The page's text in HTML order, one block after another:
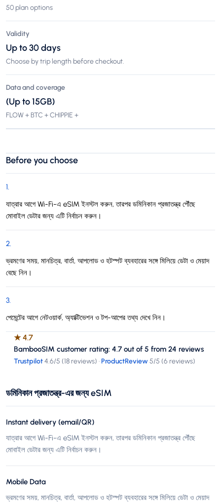
50 plan options
Validity
Up to 30 days
Choose by trip length before checkout.
Data and coverage
(Up to 15GB)
FLOW + BTC + CHIPPIE +
Before you choose
1.
যাত্রার আগে Wi-Fi-এ eSIM ইনস্টল করুন, তারপর ডমিনিকান প্রজাতন্ত্র পৌঁছে
মোবাইল ডেটার জন্য এটি নির্বাচন করুন।
2.
ভ্রমণের সময়, মানচিত্র, বার্তা, আপলোড ও হটস্পট ব্যবহারের সঙ্গে মিলিয়ে ডেটা ও মেয়াদ
বেছে নিন।
3.
পেমেন্টের আগে নেটওয়ার্ক, অ্যাক্টিভেশন ও টপ-আপের তথ্য দেখে নিন।
★4.7
BambooSIM customer rating: 4.7 out of 5 from 24 reviews
Trustpilot4.6/5 (18 reviews) ·ProductReview5/5 (6 reviews)
ডমিনিকান প্রজাতন্ত্র-এর জন্য eSIM
Instant delivery (email/QR)
যাত্রার আগে Wi-Fi-এ eSIM ইনস্টল করুন, তারপর ডমিনিকান প্রজাতন্ত্র পৌঁছে
মোবাইল ডেটার জন্য এটি নির্বাচন করুন।
Mobile Data
ভ্রমণের সময়, মানচিত্র, বার্তা, আপলোড ও হটস্পট ব্যবহারের সঙ্গে মিলিয়ে ডেটা ও মেয়াদ